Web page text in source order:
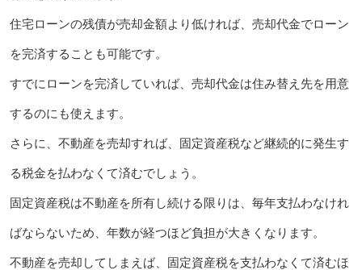
住宅ローンの残債が売却金額より低ければ、売却代金でローン
を完済することも可能です。
すでにローンを完済していれば、売却代金は住み替え先を用意
するのにも使えます。
さらに、不動産を売却すれば、固定資産税など継続的に発生す
る税金を払わなくて済むでしょう。
固定資産税は不動産を所有し続ける限りは、毎年支払わなけれ
ばならないため、年数が経つほど負担が大きくなります。
不動産を売却してしまえば、固定資産税を支払わなくて済むほ